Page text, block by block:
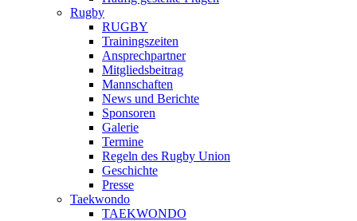
Rugby
RUGBY
Trainingszeiten
Ansprechpartner
Mitgliedsbeitrag
Mannschaften
News und Berichte
Sponsoren
Galerie
Termine
Regeln des Rugby Union
Geschichte
Presse
Taekwondo
TAEKWONDO